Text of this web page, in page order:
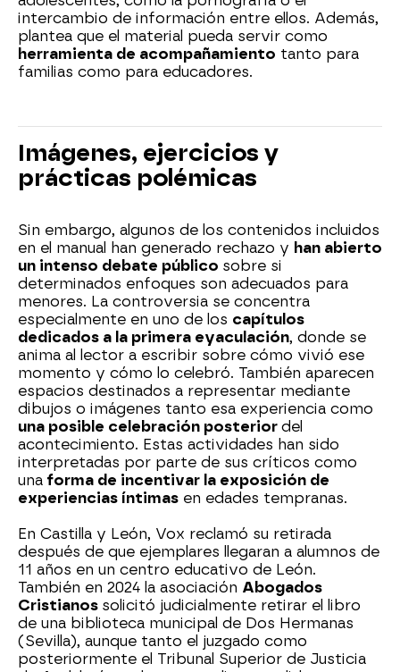
intercambio de información entre ellos. Además,
plantea que el material pueda servir como
herramienta de acompañamiento tanto para
familias como para educadores.
Imágenes, ejercicios y
prácticas polémicas
Sin embargo, algunos de los contenidos incluidos
en el manual han generado rechazo y han abierto
un intenso debate público sobre si
determinados enfoques son adecuados para
menores. La controversia se concentra
especialmente en uno de los capítulos
dedicados a la primera eyaculación, donde se
anima al lector a escribir sobre cómo vivió ese
momento y cómo lo celebró. También aparecen
espacios destinados a representar mediante
dibujos o imágenes tanto esa experiencia como
una posible celebración posterior del
acontecimiento. Estas actividades han sido
interpretadas por parte de sus críticos como
una forma de incentivar la exposición de
experiencias íntimas en edades tempranas.
En Castilla y León, Vox reclamó su retirada
después de que ejemplares llegaran a alumnos de
11 años en un centro educativo de León.
También en 2024 la asociación Abogados
Cristianos solicitó judicialmente retirar el libro
de una biblioteca municipal de Dos Hermanas
(Sevilla), aunque tanto el juzgado como
posteriormente el Tribunal Superior de Justicia